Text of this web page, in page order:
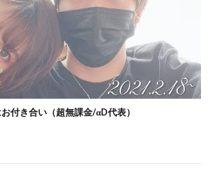
付き合い（超無課金/αD代表）